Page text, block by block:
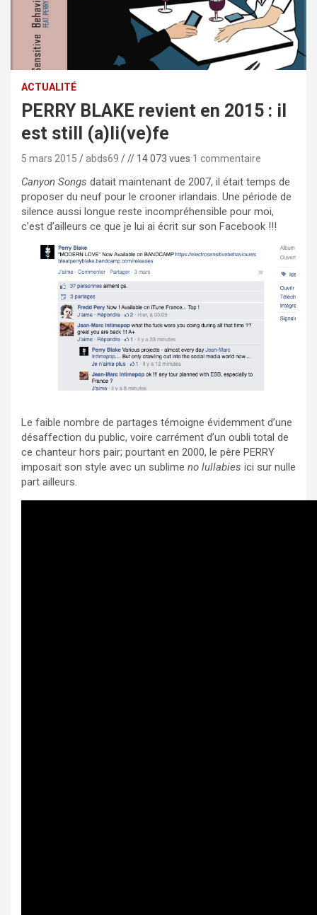
ACTUALITÉ
PERRY BLAKE revient en 2015 : il
est still (a)li(ve)fe
5 mars 2015 abds69 // 14 073 vues 1 commentaire
Canyon Songs datait maintenant de 2007, il était temps de
proposer du neuf pour le crooner irlandais. Une période de
silence aussi longue reste incompréhensible pour moi,
c’est d’ailleurs ce que je lui ai écrit sur son Facebook !!!
Le faible nombre de partages témoigne évidemment d’une
désaffection du public, voire carrément d’un oubli total de
ce chanteur hors pair; pourtant en 2000, le père PERRY
imposait son style avec un sublime no lullabies ici sur nulle
part ailleurs.